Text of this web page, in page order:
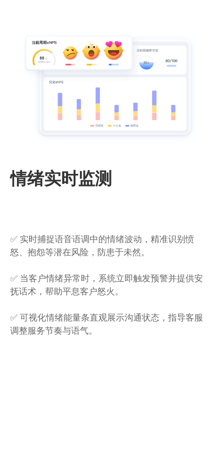
情绪实时监测
✅ 实时捕捉语音语调中的情绪波动，精准识别愤
怒、抱怨等潜在风险，防患于未然。
✅ 当客户情绪异常时，系统立即触发预警并提供安
抚话术，帮助平息客户怒火。
✅ 可视化情绪能量条直观展示沟通状态，指导客服
调整服务节奏与语气。